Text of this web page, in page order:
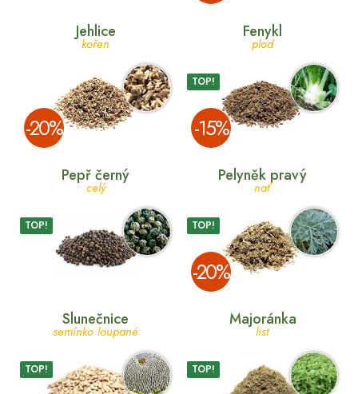
Jehlice
kořen
­-20%
Fenykl
plod
TOP!
­-15%
Pepř černý
celý
TOP!
Pelyněk pravý
nať
TOP!
­-20%
Slunečnice
semínko loupané
TOP!
Majoránka
list
TOP!